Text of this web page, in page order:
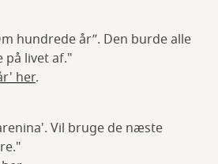
hundrede år”. Den burde alle
på livet af."
her.
Vil bruge de næste